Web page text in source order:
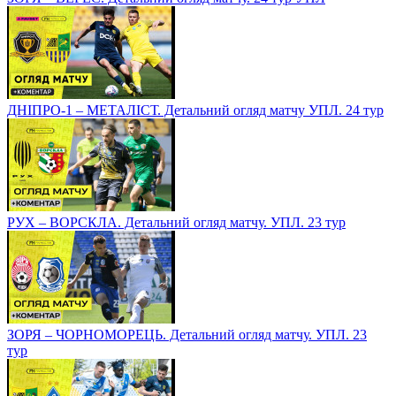
ДНІПРО-1 – МЕТАЛІСТ. Детальний огляд матчу УПЛ. 24 тур
РУХ – ВОРСКЛА. Детальний огляд матчу. УПЛ. 23 тур
ЗОРЯ – ЧОРНОМОРЕЦЬ. Детальний огляд матчу. УПЛ. 23
тур